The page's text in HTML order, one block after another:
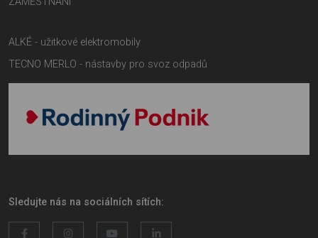
ALKÉ - užitkové elektromobily
TECNO MERLO - nástavby pro svoz odpadů
Sledujte nás na sociálních sítích: